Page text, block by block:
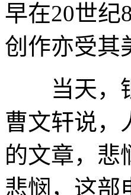
早在20世纪
创作亦受其
当天，银
曹文轩说，
的文章，悲
悲悯，这部